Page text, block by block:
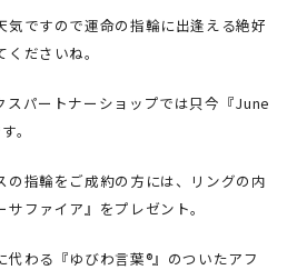
気ですので運命の指輪に出逢える絶好
ださいね。
スパートナーショップでは只今『June
。
の指輪をご成約の方には、リングの内
ファイア』をプレゼント。
代わる『ゆびわ言葉®』のついたアフ